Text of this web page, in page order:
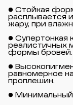
● Стойкая
расплывается
жару, при
● Супертонкая
реалистичных
формы бровей.
●
равномерное
проплешин.
● Минимальный